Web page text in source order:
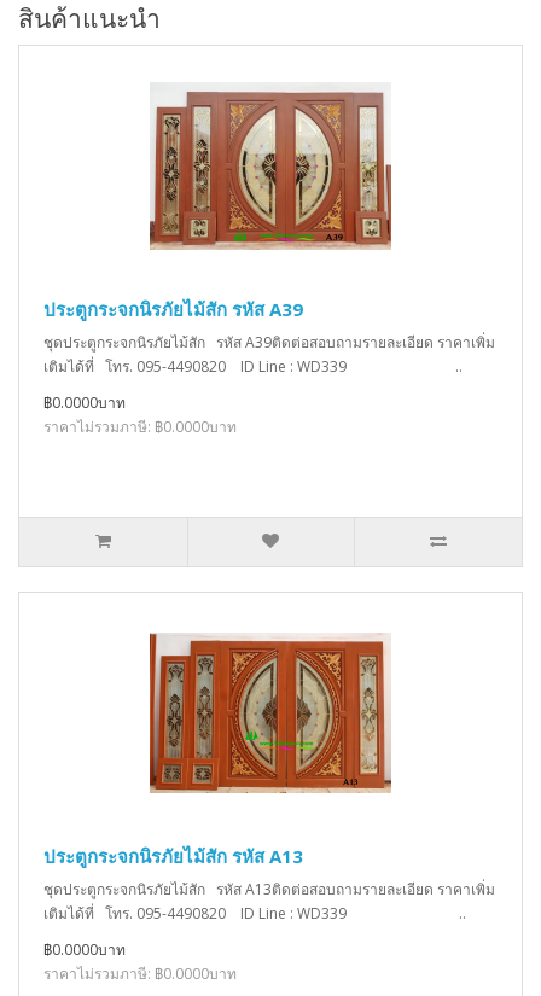
สินค้าแนะนำ
ประตูกระจกนิรภัยไม้สัก รหัส A39
ชุดประตูกระจกนิรภัยไม้สัก รหัส A39ติดต่อสอบถามรายละเอียด ราคาเพิ่ม
เติมได้ที่ โทร. 095-4490820 ID Line : WD339 ..
฿0.0000บาท
ราคาไม่รวมภาษี: ฿0.0000บาท
ประตูกระจกนิรภัยไม้สัก รหัส A13
ชุดประตูกระจกนิรภัยไม้สัก รหัส A13ติดต่อสอบถามรายละเอียด ราคาเพิ่ม
เติมได้ที่ โทร. 095-4490820 ID Line : WD339 ..
฿0.0000บาท
ราคาไม่รวมภาษี: ฿0.0000บาท